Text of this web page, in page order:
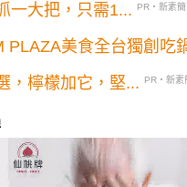
一大把，只需1...
PR・新素簡
PLAZA美食全台獨創吃
，檸檬加它，堅...
PR・新素